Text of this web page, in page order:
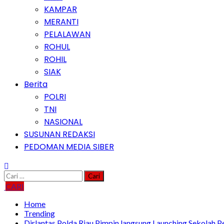
KAMPAR
MERANTI
PELALAWAN
ROHUL
ROHIL
SIAK
Berita
POLRI
TNI
NASIONAL
SUSUNAN REDAKSI
PEDOMAN MEDIA SIBER
Cari
untuk:
CARI
Home
Trending